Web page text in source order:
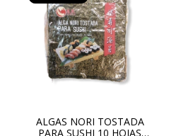
ALGAS NORI TOSTADA
PARA SUSHI 10 HOJAS